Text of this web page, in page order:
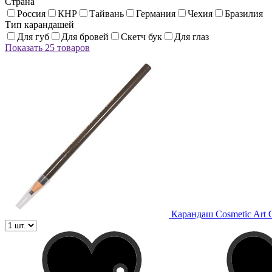
Россия
КНР Тайвань Германия Чехия
Бразилия
Тип карандашей
Для губ
Для бровей Скетч бук
Для глаз
Показать 25 товаров
Карандаш Cosmetic Art